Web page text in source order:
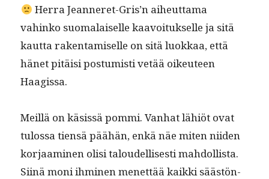
Her­ra Jean­neret-Gris’n aiheut­ta­ma
vahinko suo­ma­laiselle kaavoituk­selle ja sitä
kaut­ta rak­en­tamiselle on sitä luokkaa, että
hänet pitäisi pos­tu­misti vetää oikeu­teen
Haagissa.
Meil­lä on käsis­sä pom­mi. Van­hat lähiöt ovat
tulos­sa tien­sä päähän, enkä näe miten niiden
kor­jaami­nen olisi taloudel­lis­es­ti mah­dol­lista.
Siinä moni ihmi­nen menet­tää kaik­ki säästön­